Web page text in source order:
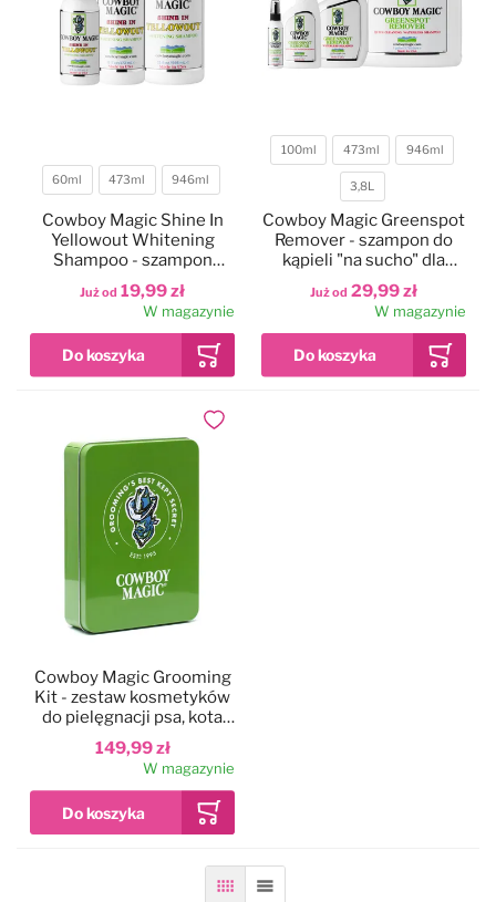
Pojemność
60ml 473ml 946ml
Już od 19,99 zł
Cowboy Magic Shine In
Yellowout Whitening
Shampoo - szampon
niwelujący zażółcenia i
podkreślający naturalny
kolor sierściW magazynie
100ml 473ml 946ml
3,8L
Już od 29,99 zł
Cowboy Magic Greenspot
Remover - szampon do
kąpieli "na sucho" dla
psów, koni, bydła
W magazynie
149,99 zł
Cowboy Magic Grooming
Kit - zestaw kosmetyków
do pielęgnacji psa, kota
lub konia
W magazynie
Dodaj do ulubionych
SiatkaLista